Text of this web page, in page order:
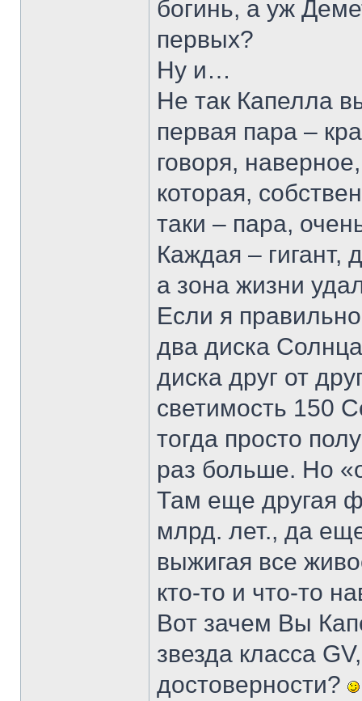
богинь, а уж
первых?
Ну и…
Не так Капелла
первая пара –
говоря,
которая,
таки – пара,
Каждая –
а зона жизни
Если я
два диска
диска друг от
светимость 150
тогда просто
раз больше. Но
Там еще другая
млрд. лет., да
выжигая все
кто-то и что-то
Вот зачем Вы
звезда класса
достоверности?